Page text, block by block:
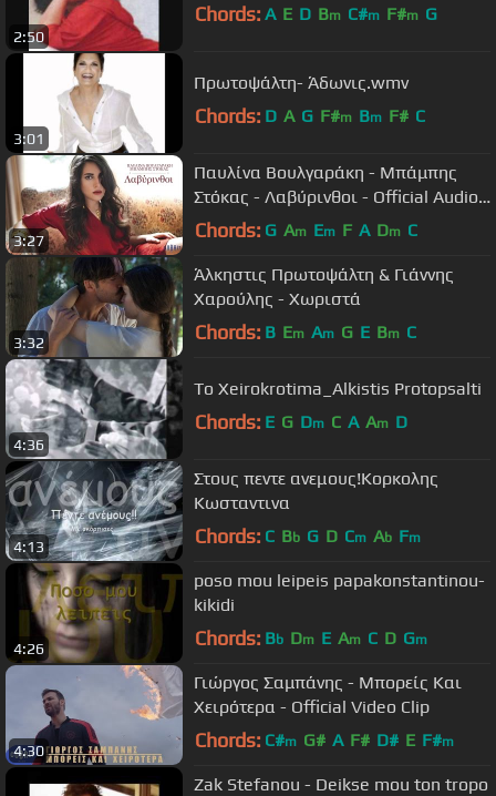
2:50
Chords: A E D Bm C#m F#m G
3:01
Πρωτοψάλτη- Άδωνις.wmv
Chords: D A G F#m Bm F# C
3:27
Παυλίνα Βουλγαράκη - Μπάμπης
Στόκας - Λαβύρινθοι - Official Audio
Release
Chords: G Am Em F A Dm C
3:32
Άλκηστις Πρωτοψάλτη & Γιάννης
Χαρούλης - Χωριστά
Chords: B Em Am G E Bm C
4:36
To Xeirokrotima_Alkistis Protopsalti
Chords: E G Dm C A Am D
4:13
Στους πεντε ανεμους!Κορκολης
Κωσταντινα
Chords: C Bb G D Cm Ab Fm
4:26
poso mou leipeis papakonstantinou-
kikidi
Chords: Bb Dm E Am C D Gm
4:30
Γιώργος Σαμπάνης - Μπορείς Και
Χειρότερα - Official Video Clip
Chords: C#m G# A F# D# E F#m
Zak Stefanou - Deikse mou ton tropo